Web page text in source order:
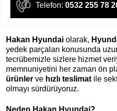
Telefon: 0532 255 78
Hakan Hyundai olarak,
yedek parçaları konusunda
tecrübemizle sizlere hizmet
memnuniyetini her zaman ön
ürünler ve hızlı teslimat ile
olmayı sürdürüyoruz.
Neden Hakan Hyundai?